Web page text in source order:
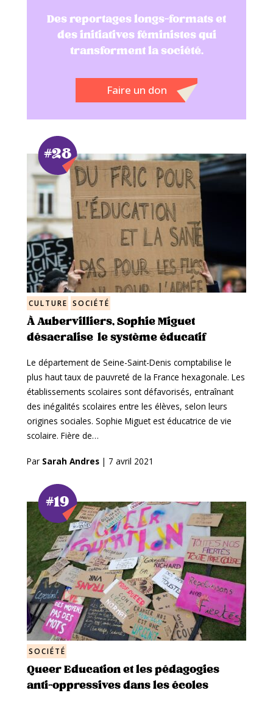
Des reportages longs-formats et
des initiatives féministes qui
transforment la société.
Faire un don
#28
CULTURE SOCIÉTÉ
À Aubervilliers, Sophie Miguet
désacralise le système éducatif
Le département de Seine-Saint-Denis comptabilise le
plus haut taux de pauvreté de la France hexagonale. Les
établissements scolaires sont défavorisés, entraînant
des inégalités scolaires entre les élèves, selon leurs
origines sociales. Sophie Miguet est éducatrice de vie
scolaire. Fière de…
Par Sarah Andres | 7 avril 2021
#19
SOCIÉTÉ
Queer Education et les pédagogies
anti-oppressives dans les écoles